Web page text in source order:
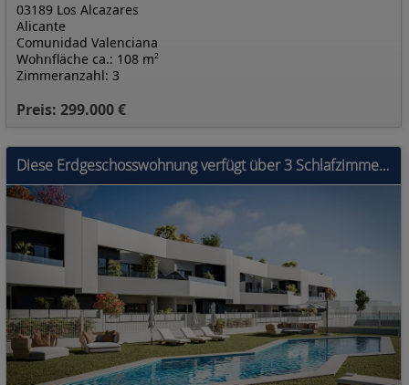
03189 Los Alcazares
Alicante
Comunidad Valenciana
Preis: 299.000 €
Wohnfläche ca.: 108 m²
Zimmeranzahl: 3
Diese Erdgeschosswohnung verfügt über 3 Schlafzimmer, 2 Badezimmer, einen offenen Wohn-/Küchenbereich und einen privaten Garten. Die Wohnanlage liegt